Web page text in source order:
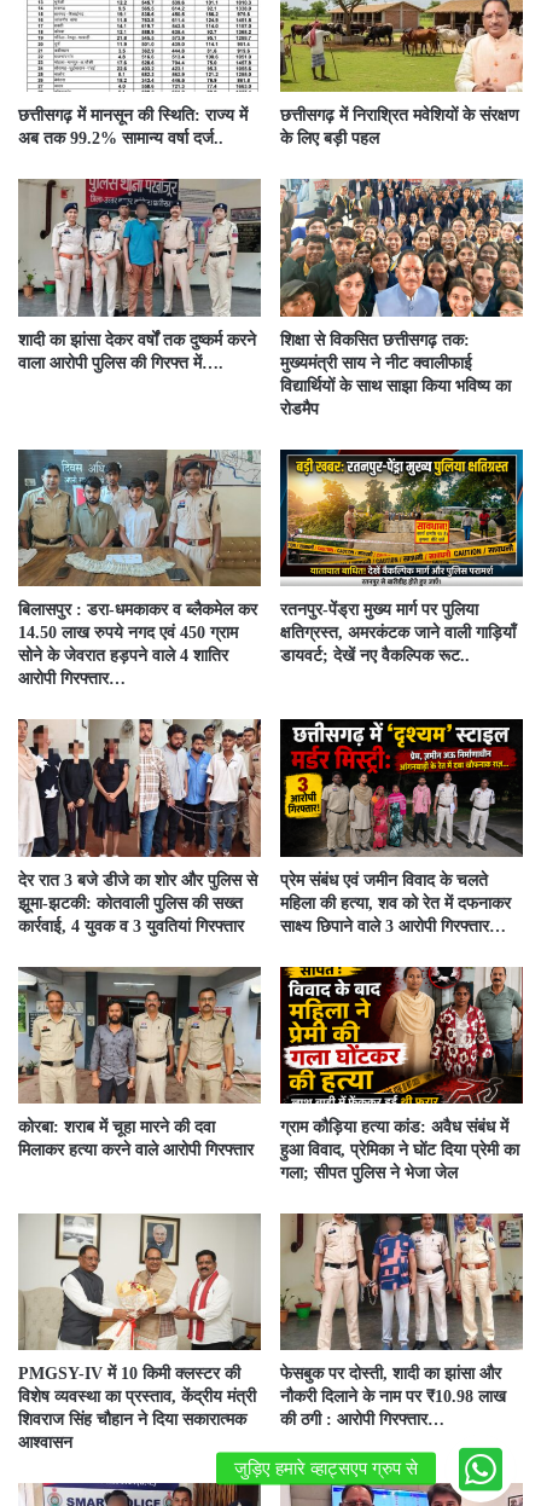
छत्तीसगढ़ में मानसून की स्थिति: राज्य में
अब तक 99.2% सामान्य वर्षा दर्ज..
छत्तीसगढ़ में निराश्रित मवेशियों के संरक्षण
के लिए बड़ी पहल
शादी का झांसा देकर वर्षों तक दुष्कर्म करने
वाला आरोपी पुलिस की गिरफ्त में….
शिक्षा से विकसित छत्तीसगढ़ तक:
मुख्यमंत्री साय ने नीट क्वालीफाई
विद्यार्थियों के साथ साझा किया भविष्य का
रोडमैप
बिलासपुर : डरा-धमकाकर व ब्लैकमेल कर
14.50 लाख रुपये नगद एवं 450 ग्राम
सोने के जेवरात हड़पने वाले 4 शातिर
आरोपी गिरफ्तार…
रतनपुर-पेंड्रा मुख्य मार्ग पर पुलिया
क्षतिग्रस्त, अमरकंटक जाने वाली गाड़ियाँ
डायवर्ट; देखें नए वैकल्पिक रूट..
देर रात 3 बजे डीजे का शोर और पुलिस से
झूमा-झटकी: कोतवाली पुलिस की सख्त
कार्रवाई, 4 युवक व 3 युवतियां गिरफ्तार
प्रेम संबंध एवं जमीन विवाद के चलते
महिला की हत्या, शव को रेत में दफनाकर
साक्ष्य छिपाने वाले 3 आरोपी गिरफ्तार…
कोरबा: शराब में चूहा मारने की दवा
मिलाकर हत्या करने वाले आरोपी गिरफ्तार
ग्राम कौड़िया हत्या कांड: अवैध संबंध में
हुआ विवाद, प्रेमिका ने घोंट दिया प्रेमी का
गला; सीपत पुलिस ने भेजा जेल
PMGSY-IV में 10 किमी क्लस्टर की
विशेष व्यवस्था का प्रस्ताव, केंद्रीय मंत्री
शिवराज सिंह चौहान ने दिया सकारात्मक
आश्वासन
फेसबुक पर दोस्ती, शादी का झांसा और
नौकरी दिलाने के नाम पर ₹10.98 लाख
की ठगी : आरोपी गिरफ्तार…